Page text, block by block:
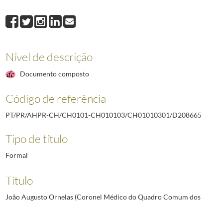
D208665João Augusto Ornelas (Coronel Médico do Quadro Comum dos
D208666Jaime de Sousa Figueiredo (General na situação de reserva)
D208668
Francisco Rodrigues da Silva (General Reformado)
D208670 Félix Anastácio Soeiro (General Reformado)
D212458Modesto Coelho Barreto (Coronel de Cavalaria)
Nível de descrição
Documento composto
Código de referência
PT/PR/AHPR-CH/CH0101-CH010103/CH01010301/D208665
Tipo de título
Formal
Título
João Augusto Ornelas (Coronel Médico do Quadro Comum dos